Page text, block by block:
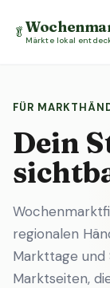
🥬 Märkte lokal
FÜR
Dein
regionalen
Markttage
Marktseiten,